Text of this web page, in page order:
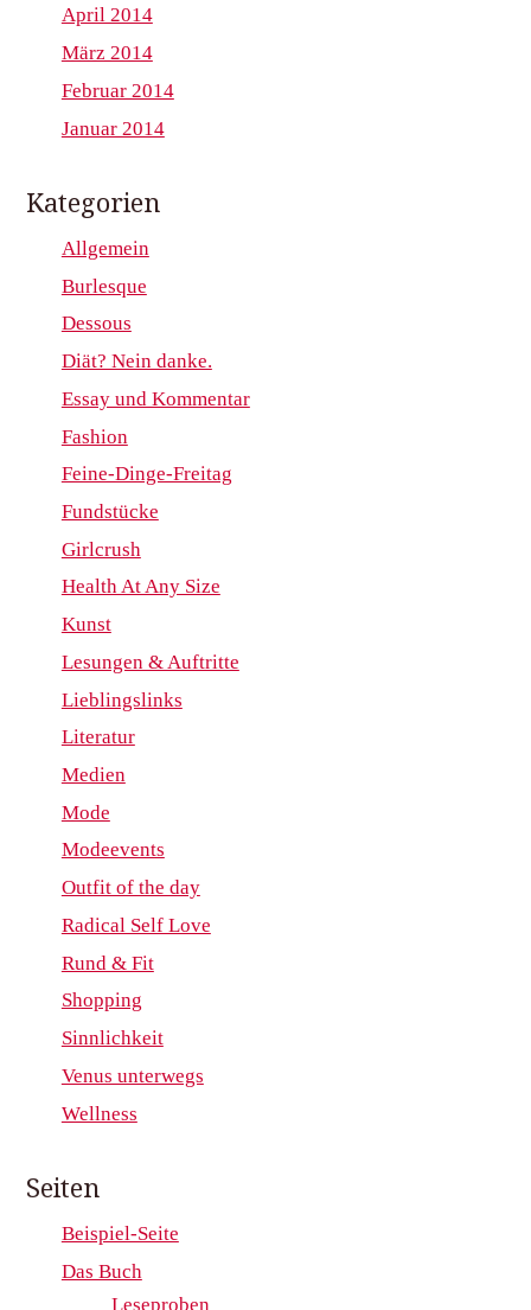
April 2014
März 2014
Februar 2014
Januar 2014
Kategorien
Allgemein
Burlesque
Dessous
Diät? Nein danke.
Essay und Kommentar
Fashion
Feine-Dinge-Freitag
Fundstücke
Girlcrush
Health At Any Size
Kunst
Lesungen & Auftritte
Lieblingslinks
Literatur
Medien
Mode
Modeevents
Outfit of the day
Radical Self Love
Rund & Fit
Shopping
Sinnlichkeit
Venus unterwegs
Wellness
Seiten
Beispiel-Seite
Das Buch
Leseproben